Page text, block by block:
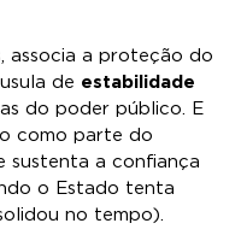
associa a proteção do
de estabilidade
do poder público. E
como parte do
sustenta a confiança
o Estado tenta
no tempo).